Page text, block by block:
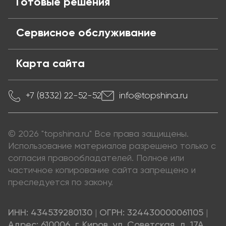
Готовые решения
Сервисное обслуживание
Карта сайта
+7 (8332) 22-52-52 info@topshina.ru
© 2026 "topshina.ru" Все права защищены.
Использование материалов разрешено только с
согласия правообладателей. Полное или
частичное копирование сайта запрещено и
преследуется по закону.
ИНН: 434539280130 ОГРН: 324430000061105